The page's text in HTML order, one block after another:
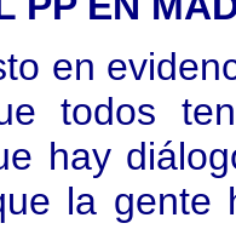
en
todos
hay
la gente